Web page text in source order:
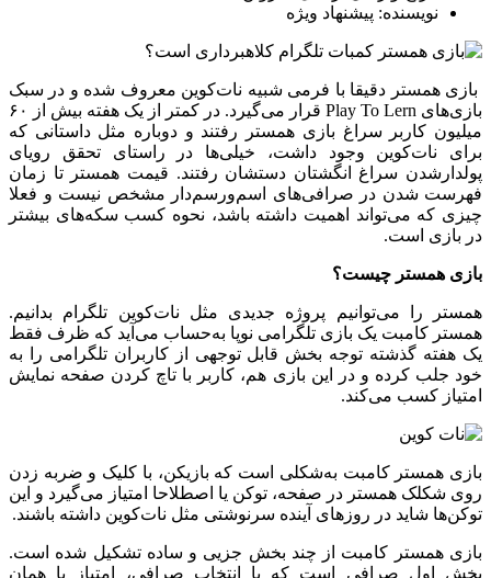
نویسنده: پیشنهاد ویژه
بازی همستر دقیقا با فرمی شبیه نات‌کوین معروف شده و در سبک
بازی‌های Play To Lern قرار می‌گیرد. در کمتر از یک هفته بیش از ۶۰
میلیون کاربر سراغ بازی همستر رفتند و دوباره مثل داستانی که
برای نات‌کوین وجود داشت، خیلی‌ها در راستای تحقق رویای
پولدارشدن سراغ انگشتان دستشان رفتند. قیمت همستر تا زمان
فهرست شدن در صرافی‌های اسم‌ورسم‌دار مشخص نیست و فعلا
چیزی که می‌تواند اهمیت داشته باشد، نحوه کسب سکه‌های بیشتر
در بازی است.
بازی همستر چیست؟
همستر را می‌توانیم پروژه جدیدی مثل نات‌کوین تلگرام بدانیم.
همستر کامبت یک بازی تلگرامی نوپا به‌حساب می‌آید که ظرف فقط
یک هفته گذشته توجه بخش قابل توجهی از کاربران تلگرامی را به
خود جلب کرده و در این بازی هم، کاربر با تاچ کردن صفحه نمایش
امتیاز کسب می‌کند.
بازی همستر کامبت به‌شکلی است که بازیکن، با کلیک و ضربه زدن
روی شکلک همستر در صفحه، توکن یا اصطلاحا امتیاز می‌گیرد و این
توکن‌ها شاید در روزهای آینده سرنوشتی مثل نات‌کوین داشته باشند.
بازی همستر کامبت از چند بخش جزیی و ساده تشکیل شده است.
بخش اول صرافی است که با انتخاب صرافی، امتیاز یا همان